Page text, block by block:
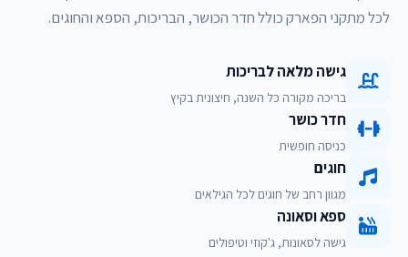
לכל מתקני הפארק כולל חדר הכושר, הבריכות, הספא והחוגים.
גישה מלאה לבריכות
בריכה מקורה כל השנה, חיצונית בקיץ
חדר כושר
כניסה חופשית
חוגים
מגוון רחב של חוגים לכל הגילאים
ספא וסאונה
גישה לסאונות, ג'קוזי וטיפולים